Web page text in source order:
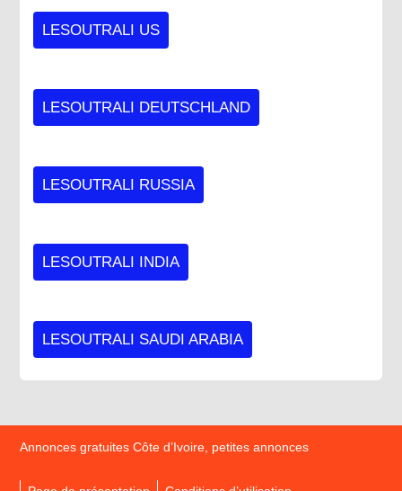
LESOUTRALI US
LESOUTRALI DEUTSCHLAND
LESOUTRALI RUSSIA
LESOUTRALI INDIA
LESOUTRALI SAUDI ARABIA
Annonces gratuites Côte d’Ivoire, petites annonces